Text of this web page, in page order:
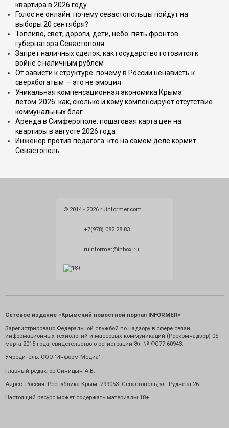
квартира в 2026 году
Голос не онлайн: почему севастопольцы пойдут на
выборы 20 сентября?
Топливо, свет, дороги, дети, небо: пять фронтов
губернатора Севастополя
Запрет наличных сделок: как государство готовится к
войне с наличным рублём
От зависти к структуре: почему в России ненависть к
сверхбогатым — это не эмоция
Уникальная компенсационная экономика Крыма
летом-2026: как, сколько и кому компенсируют отсутствие
коммунальных благ
Аренда в Симферополе: пошаговая карта цен на
квартиры в августе 2026 года
Инженер против педагога: кто на самом деле кормит
Севастополь
© 2014 - 2026 ruinformer.com
+7(978) 082 28 83
ruinformer@inbox.ru
Сетевое издание «Крымский новостной портал INFORMER»
Зарегистрировано Федеральной службой по надзору в сфере связи,
информационных технологий и массовых коммуникаций (Роскомнадзор) 05
марта 2015 года, свидетельство о регистрации Эл № ФС77-60943.
Учредитель: ООО "Информ Медиа"
Главный редактор Синицын А.В.
Адрес: Россия. Республика Крым. 299053. Севастополь, ул. Руднева 26.
Настоящий ресурс может содержать материалы 18+